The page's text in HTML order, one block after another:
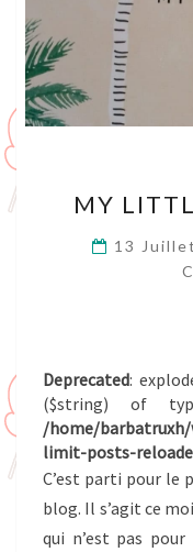
MY
13
Deprecated:
($string) of
/home/
limit-posts-
C’est parti pour le
blog. Il s’agit ce
qui n’est pas